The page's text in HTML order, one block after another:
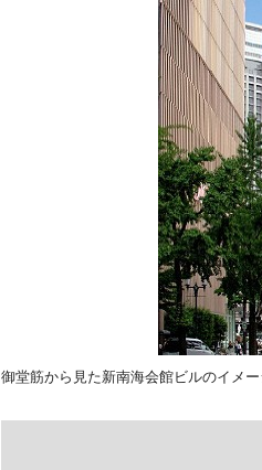
御堂筋から見た新南海会館ビルのイメー